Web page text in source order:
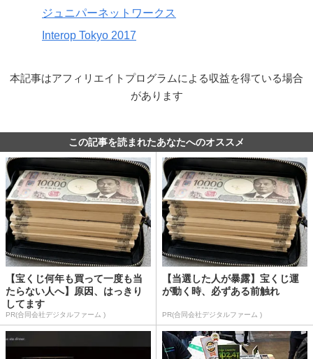
ジュニパーネットワークス
Interop Tokyo 2017
本記事はアフィリエイトプログラムによる収益を得ている場合
があります
この記事を読まれたあなたへのオススメ
【宝くじ何年も買って一度も当
たらない人へ】原因、はっきり
してます
PR(合同会社デジタルファーム )
【当選した人が暴露】宝くじ運
が動く時、必ずある前触れ
PR(合同会社デジタルファーム )